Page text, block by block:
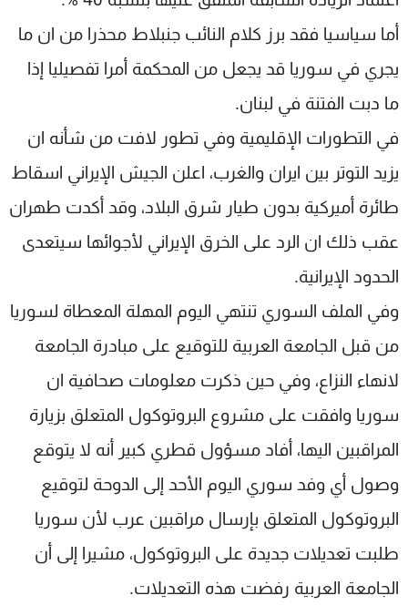
أما سياسيا فقد برز كلام النائب جنبلاط محذرا من ان ما
يجري في سوريا قد يجعل من المحكمة أمرا تفصيليا إذا
ما دبت الفتنة في لبنان.
في التطورات الإقليمية وفي تطور لافت من شأنه ان
يزيد التوتر بين ايران والغرب، اعلن الجيش الإيراني اسقاط
طائرة أميركية بدون طيار شرق البلاد، وقد أكدت طهران
عقب ذلك ان الرد على الخرق الإيراني لأجوائها سيتعدى
الحدود الإيرانية.
وفي الملف السوري تنتهي اليوم المهلة المعطاة لسوريا
من قبل الجامعة العربية للتوقيع على مبادرة الجامعة
لانهاء النزاع، وفي حين ذكرت معلومات صحافية ان
سوريا وافقت على مشروع البروتوكول المتعلق بزيارة
المراقبين اليها، أفاد مسؤول قطري كبير أنه لا يتوقع
وصول أي وفد سوري اليوم الأحد إلى الدوحة لتوقيع
البروتوكول المتعلق بإرسال مراقبين عرب لأن سوريا
طلبت تعديلات جديدة على البروتوكول، مشيرا إلى أن
الجامعة العربية رفضت هذه التعديلات.